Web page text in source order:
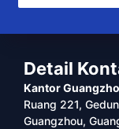
Detail
Kantor
Ruang 221,
Guangzhou,